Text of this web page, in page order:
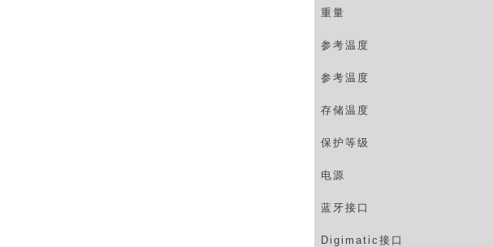
重量
参考温度
参考温度
存储温度
保护等级
电源
蓝牙接口
Digimatic 接口